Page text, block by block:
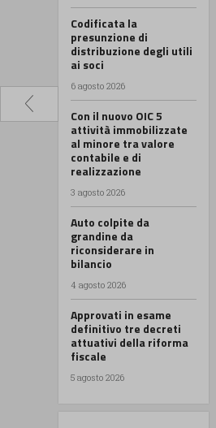
Codificata la
presunzione di
distribuzione degli utili
ai soci
6 agosto 2026
Con il nuovo OIC 5
attività immobilizzate
al minore tra valore
contabile e di
realizzazione
3 agosto 2026
Auto colpite da
grandine da
riconsiderare in
bilancio
4 agosto 2026
Approvati in esame
definitivo tre decreti
attuativi della riforma
fiscale
5 agosto 2026